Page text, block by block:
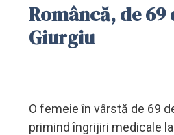
Româncă, de
Giurgiu
O femeie în vârstă de 69
primind îngrijiri medicale